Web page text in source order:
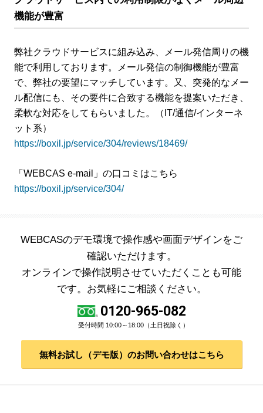
機能が豊富
弊社クラウドサービスに組み込み、メール発信周りの機
能で利用しております。メール発信の制御機能が豊富
で、弊社の要望にマッチしています。又、突発的なメー
ル配信にも、その要件に合致する機能を提案いただき、
柔軟な対応をしてもらいました。（IT/通信/インターネ
ット系）
https://boxil.jp/service/304/reviews/18469/
「WEBCAS e-mail」の口コミはこちら
https://boxil.jp/service/304/
WEBCASのデモ環境で操作感や画面デザインをご
確認いただけます。
オンラインで操作説明させていただくことも可能
です。お気軽にご相談ください。
0120-965-082
受付時間 10:00～18:00（土日祝除く）
無料お試し（デモ版）のお問い合わせはこちら